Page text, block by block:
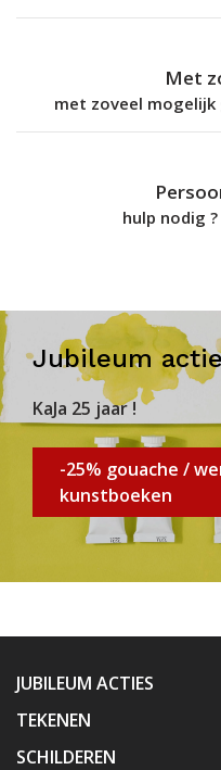
Met
met zoveel
hulp nodig
Jubileum
KaJa 25 jaar !
-25% gouache /
kunstboeken
JUBILEUM ACTIES
TEKENEN
SCHILDEREN